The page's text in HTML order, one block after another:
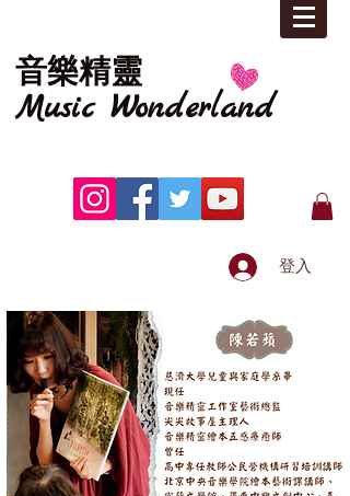
音樂精靈
Music Wonderland
登入